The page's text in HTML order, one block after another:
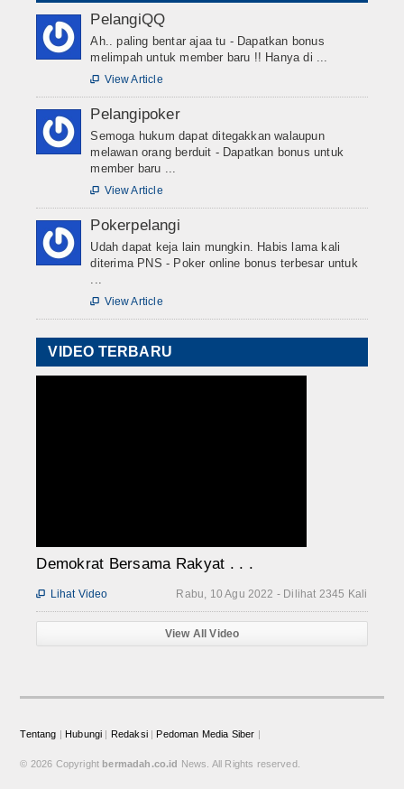
PelangiQQ
Ah.. paling bentar ajaa tu - Dapatkan bonus
melimpah untuk member baru !! Hanya di ...
 View Article
Pelangipoker
Semoga hukum dapat ditegakkan walaupun
melawan orang berduit - Dapatkan bonus untuk
member baru ...
 View Article
Pokerpelangi
Udah dapat keja lain mungkin. Habis lama kali
diterima PNS - Poker online bonus terbesar untuk
...
 View Article
VIDEO TERBARU
Demokrat Bersama Rakyat . . .
Rabu, 10 Agu 2022 - Dilihat 2345 Kali
 Lihat Video
View All Video
Tentang Hubungi Redaksi| Pedoman Media Siber
© 2026 Copyright bermadah.co.id News. All Rights reserved.